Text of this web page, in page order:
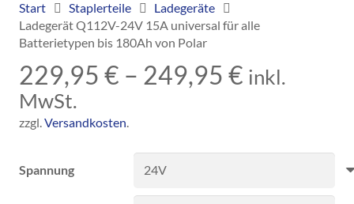
Start Staplerteile
Ladegeräte
Ladegerät Q112V-24V 15A universal für alle
Batterietypen bis 180Ah von Polar
229,95 € – 249,95 € inkl.
MwSt.
zzgl.Versandkosten.
Spannung